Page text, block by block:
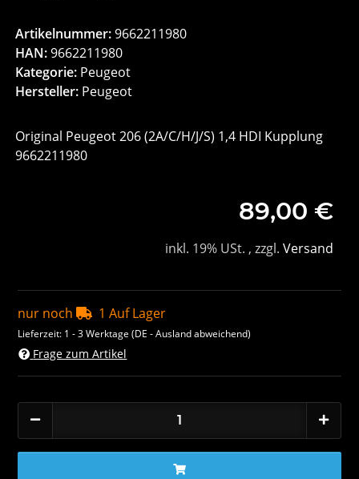
Artikelnummer:9662211980
HAN:9662211980
Kategorie: Peugeot
Hersteller: Peugeot
Original Peugeot 206 (2A/C/H/J/S) 1,4 HDI Kupplung
9662211980
89,00 €
inkl. 19% USt. , zzgl. Versand
nur noch 1 Auf Lager
Lieferzeit: 1 - 3 Werktage(DE - Ausland abweichend)
Frage zum Artikel